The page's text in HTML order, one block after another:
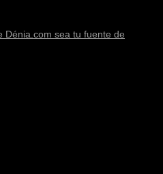
Dénia.com sea tu fuente de